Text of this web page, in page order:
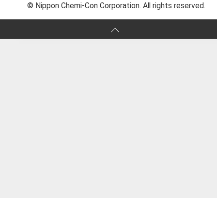
© Nippon Chemi-Con Corporation. All rights reserved.